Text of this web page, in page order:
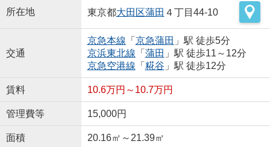
所在地 東京都大田区蒲田 ４丁目44-10
交通
京急本線 「 京急蒲田 」駅 徒歩5分
京浜東北線 「 蒲田 」駅 徒歩11～12分
京急空港線 「 糀谷 」駅 徒歩12分
賃料 10.6万円～10.7万円
管理費等 15,000円
面積 20.16㎡～21.39㎡